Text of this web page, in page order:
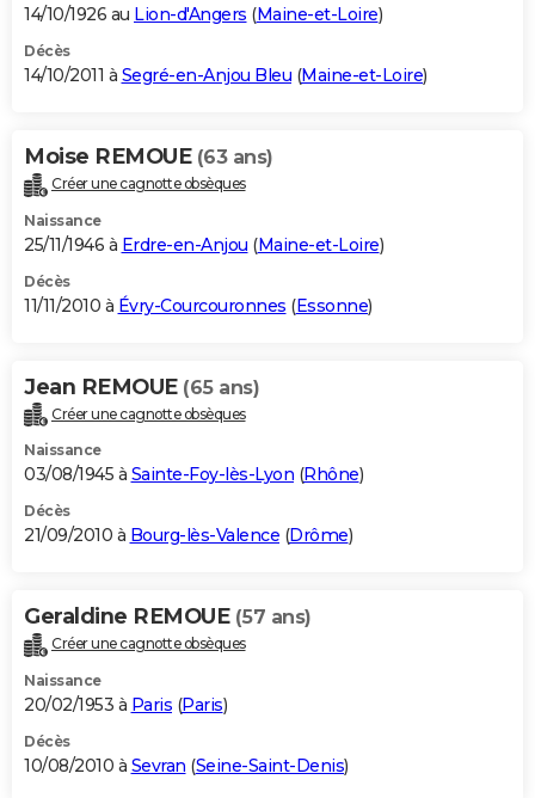
14/10/1926 au Lion-d'Angers (Maine-et-Loire)
Décès
14/10/2011 à Segré-en-Anjou Bleu (Maine-et-Loire)
Moise REMOUE (63 ans)
Créer une cagnotte obsèques
Naissance
25/11/1946 à Erdre-en-Anjou (Maine-et-Loire)
Décès
11/11/2010 à Évry-Courcouronnes (Essonne)
Jean REMOUE (65 ans)
Créer une cagnotte obsèques
Naissance
03/08/1945 à Sainte-Foy-lès-Lyon (Rhône)
Décès
21/09/2010 à Bourg-lès-Valence (Drôme)
Geraldine REMOUE (57 ans)
Créer une cagnotte obsèques
Naissance
20/02/1953 à Paris (Paris)
Décès
10/08/2010 à Sevran (Seine-Saint-Denis)